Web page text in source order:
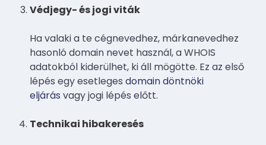
Védjegy- és jogi viták
Ha valaki a te cégnevedhez, márkanevedhez
hasonló domain nevet használ, a WHOIS
adatokból kiderülhet, ki áll mögötte. Ez az első
lépés egy esetleges domain döntnöki
eljárás vagy jogi lépés előtt.
Technikai hibakeresés